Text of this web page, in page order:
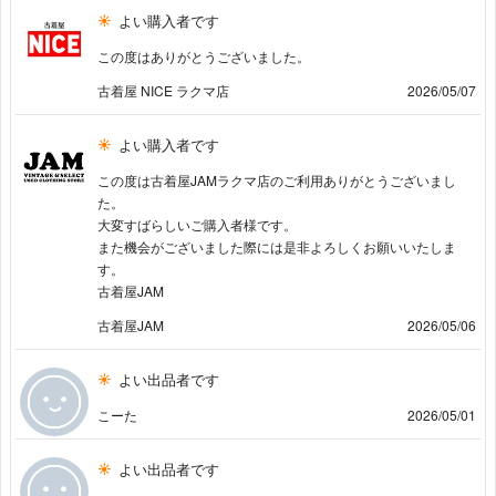
よい購入者です
この度はありがとうございました。
古着屋 NICE ラクマ店
2026/05/07
よい購入者です
この度は古着屋JAMラクマ店のご利用ありがとうございまし
た。
大変すばらしいご購入者様です。
また機会がございました際には是非よろしくお願いいたしま
す。
古着屋JAM
古着屋JAM
2026/05/06
よい出品者です
こーた 2026/05/01
よい出品者です